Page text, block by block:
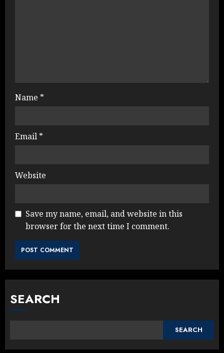
Name *
Email *
Website
Save my name, email, and website in this
browser for the next time I comment.
SEARCH
SEARCH